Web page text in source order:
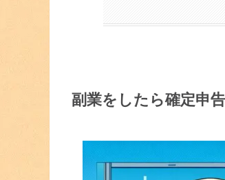
副業をしたら確定申